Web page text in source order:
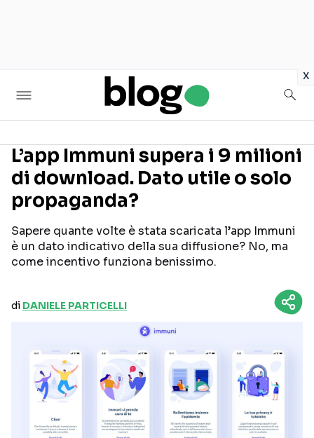
x
Seguici sui social
L’app Immuni supera i 9 milioni
di download. Dato utile o solo
propaganda?
Sapere quante volte è stata scaricata l’app Immuni
è un dato indicativo della sua diffusione? No, ma
come incentivo funziona benissimo.
di DANIELE PARTICELLI